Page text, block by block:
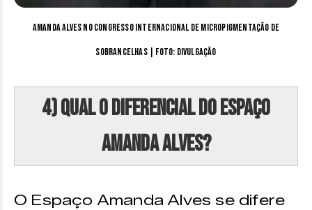
Amanda Alves no Congresso Internacional de Micropigmentação de
Sobrancelhas | Foto: divulgação
4) Qual o Diferencial do Espaço
Amanda Alves?
O Espaço Amanda Alves se difere